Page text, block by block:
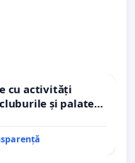
cu activități
și palatele